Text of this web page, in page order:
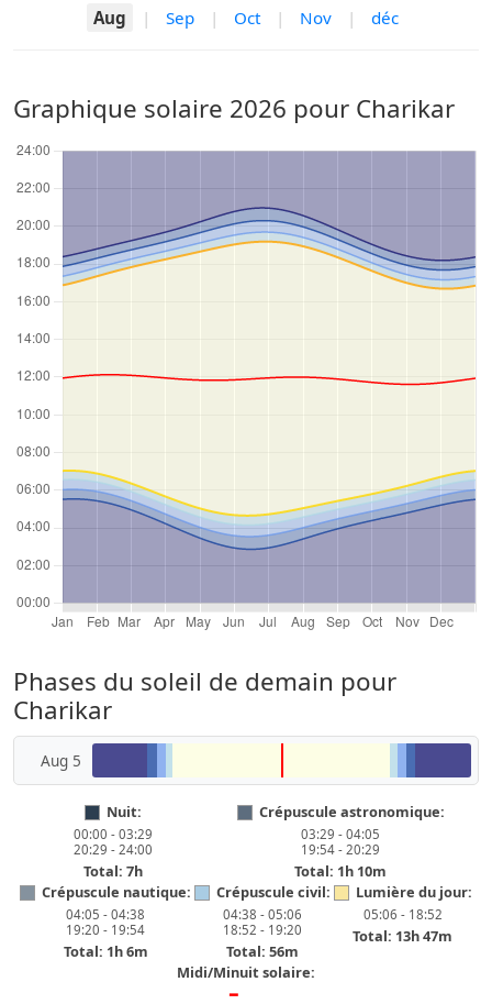
Aug
| Sep | Oct | Nov | déc
Graphique solaire 2026 pour Charikar
Phases du soleil de demain pour
Charikar
Aug 5
Nuit:
00:00 - 03:29
20:29 - 24:00
Total: 7h
Crépuscule astronomique:
03:29 - 04:05
19:54 - 20:29
Total: 1h 10m
Crépuscule nautique:
04:05 - 04:38
19:20 - 19:54
Total: 1h 6m
Crépuscule civil:
04:38 - 05:06
18:52 - 19:20
Total: 56m
Lumière du jour:
05:06 - 18:52
Total: 13h 47m
Midi/Minuit solaire:
━